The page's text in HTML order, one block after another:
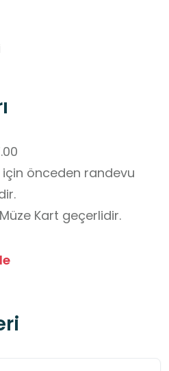
önceden randevu
Kart geçerlidir.
Cumhuriyeti vatandaşı